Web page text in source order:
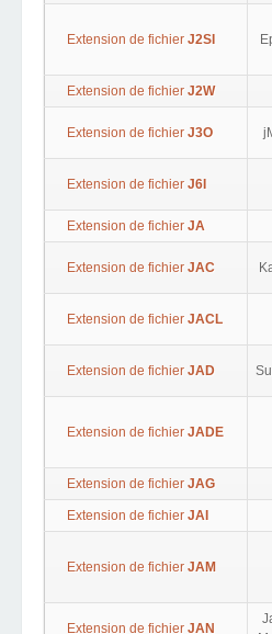
Extension de fichier J2SI
Extension de fichier J2W
Extension de fichier J3O
Extension de fichier J6I
Extension de fichier JA
Extension de fichier JAC
Extension de fichier JACL
Extension de fichier JAD
Extension de fichier JADE
Extension de fichier JAG
Extension de fichier JAI
Extension de fichier JAM
Extension de fichier JAN